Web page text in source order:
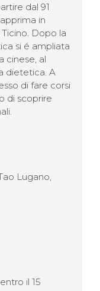
dal 91
in
Dopo la
si é ampliata
cinese, al
dietetica. A
di fare corsi
di scoprire
Lugano,
il 15